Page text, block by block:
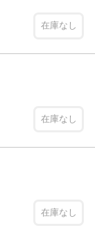
在庫なし
在庫なし
在庫なし